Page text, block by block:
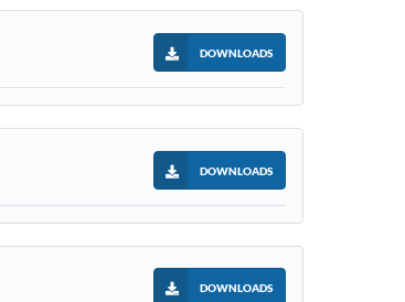
DOWNLOADS
DOWNLOADS
DOWNLOADS